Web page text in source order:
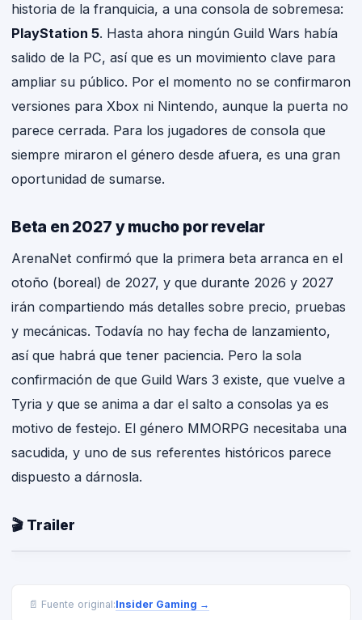
historia de la franquicia, a una consola de sobremesa:
PlayStation 5. Hasta ahora ningún Guild Wars había
salido de la PC, así que es un movimiento clave para
ampliar su público. Por el momento no se confirmaron
versiones para Xbox ni Nintendo, aunque la puerta no
parece cerrada. Para los jugadores de consola que
siempre miraron el género desde afuera, es una gran
oportunidad de sumarse.
Beta en 2027 y mucho por revelar
ArenaNet confirmó que la primera beta arranca en el
otoño (boreal) de 2027, y que durante 2026 y 2027
irán compartiendo más detalles sobre precio, pruebas
y mecánicas. Todavía no hay fecha de lanzamiento,
así que habrá que tener paciencia. Pero la sola
confirmación de que Guild Wars 3 existe, que vuelve a
Tyria y que se anima a dar el salto a consolas ya es
motivo de festejo. El género MMORPG necesitaba una
sacudida, y uno de sus referentes históricos parece
dispuesto a dárnosla.
🎬 Trailer
📄 Fuente original:Insider Gaming →